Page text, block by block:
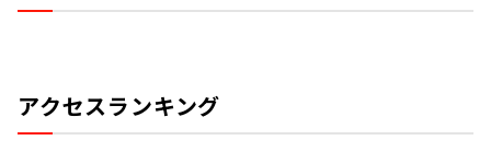
アクセスランキング